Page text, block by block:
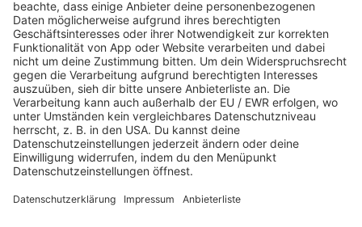
Aktuelle Beiträge und Themen
Sound of Saarland
Martina Straten
Hitstory
Schlaumeier-Duell
Mundwerk - schlau frühstücken
FUN
Kontakt-Board